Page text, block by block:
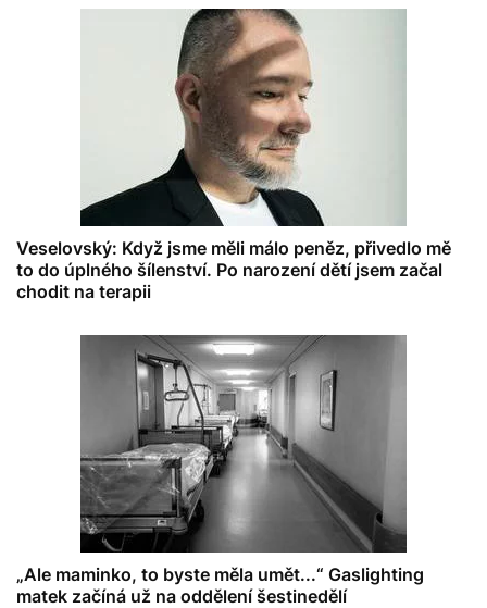
Veselovský: Když jsme měli málo peněz, přivedlo mě
to do úplného šílenství. Po narození dětí jsem začal
chodit na terapii
„Ale maminko, to byste měla umět...“ Gaslighting
matek začíná už na oddělení šestinedělí